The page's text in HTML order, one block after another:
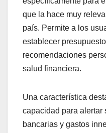
que la hace muy
país. Permite a los
establecer
recomendaciones
salud financiera.
Una característica
capacidad para alertar
bancarias y gastos